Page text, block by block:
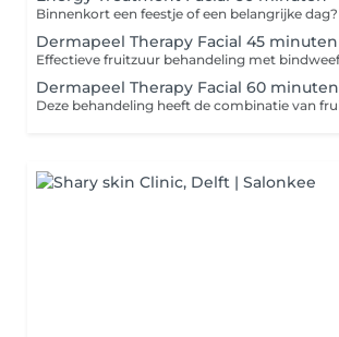
Dermapeel Therapy Facial 45 minuten
Dermapeel Therapy Facial 60 minuten